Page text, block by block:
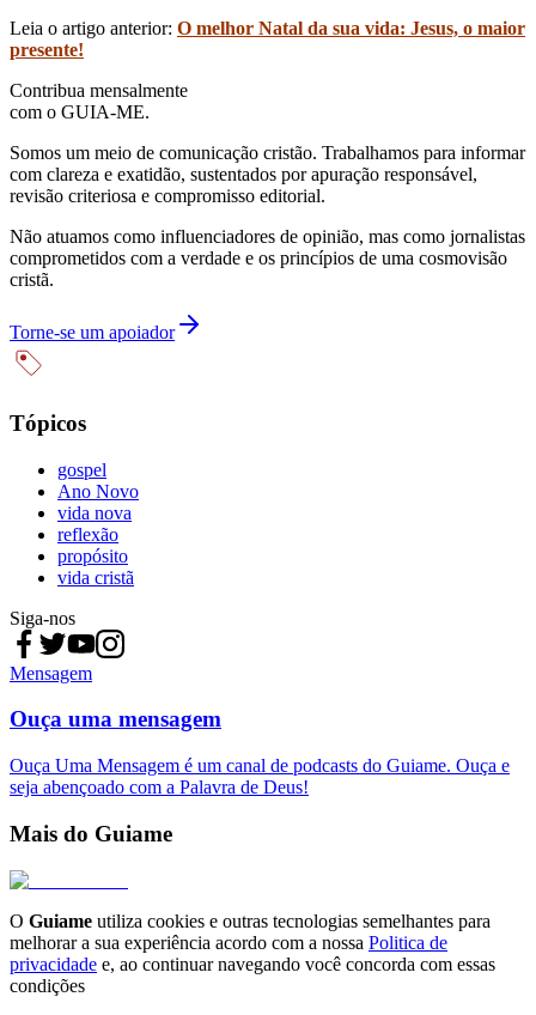
Leia o artigo anterior: O melhor Natal da sua vida: Jesus, o maior
presente!
Contribua mensalmente
com o GUIA-ME.
Somos um meio de comunicação cristão. Trabalhamos para informar
com clareza e exatidão, sustentados por apuração responsável,
revisão criteriosa e compromisso editorial.
Não atuamos como influenciadores de opinião, mas como jornalistas
comprometidos com a verdade e os princípios de uma cosmovisão
cristã.
Torne-se um apoiador
Tópicos
gospel
Ano Novo
vida nova
reflexão
propósito
vida cristã
Siga-nos
Mensagem
Ouça uma mensagem
Ouça Uma Mensagem é um canal de podcasts do Guiame. Ouça e
seja abençoado com a Palavra de Deus!
Mais do Guiame
O Guiame utiliza cookies e outras tecnologias semelhantes para
melhorar a sua experiência acordo com a nossa Politica de
privacidade e, ao continuar navegando você concorda com essas
condições